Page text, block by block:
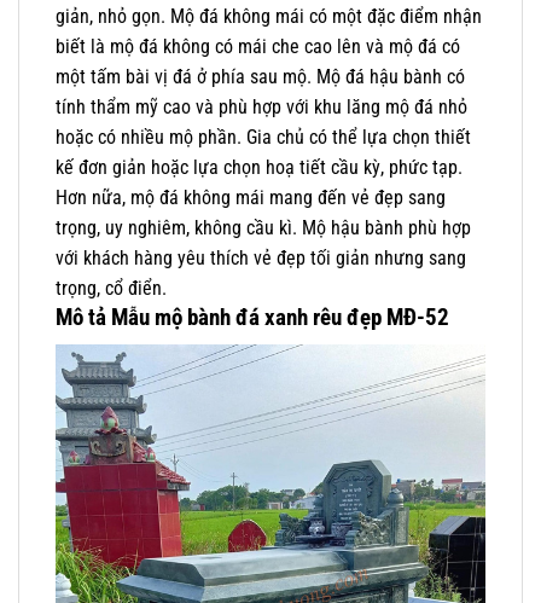
giản, nhỏ gọn. Mộ đá không mái có một đặc điểm nhận
biết là mộ đá không có mái che cao lên và mộ đá có
một tấm bài vị đá ở phía sau mộ. Mộ đá hậu bành có
tính thẩm mỹ cao và phù hợp với khu lăng mộ đá nhỏ
hoặc có nhiều mộ phần. Gia chủ có thể lựa chọn thiết
kế đơn giản hoặc lựa chọn hoạ tiết cầu kỳ, phức tạp.
Hơn nữa, mộ đá không mái mang đến vẻ đẹp sang
trọng, uy nghiêm, không cầu kì. Mộ hậu bành phù hợp
với khách hàng yêu thích vẻ đẹp tối giản nhưng sang
trọng, cổ điển.
Mô tả Mẫu mộ bành đá xanh rêu đẹp MĐ-52